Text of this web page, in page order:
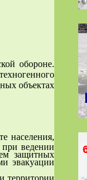
обороне.
объектах
населения,
при ведении
защитных
эвакуации